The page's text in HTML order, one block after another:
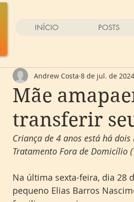
INÍCIO POSTS
Mãe
transferir
Andrew Costa 8 de jul. de 2024
Criança de 4 anos está há
Tratamento Fora de Domicílio
Na última sexta-feira, dia 28
pequeno Elias Barros